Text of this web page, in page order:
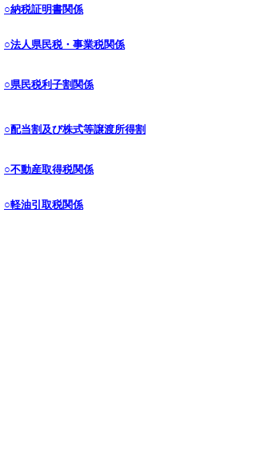
○納税証明書関係
○法人県民税・事業税関係
○県民税利子割関係
○配当割及び株式等譲渡所得割
○不動産取得税関係
○軽油引取税関係